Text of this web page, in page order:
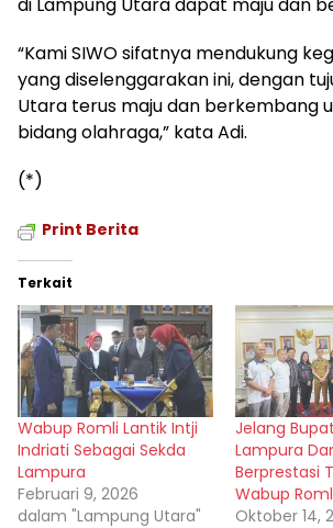
di Lampung Utara dapat maju dan
“Kami SIWO sifatnya mendukung
yang diselenggarakan ini, dengan
Utara terus maju dan berkembang
bidang olahraga,” kata Adi.
(*)
Print Berita
Terkait
Wabup Romli Lantik Intji
Indriati Sebagai Sekda
Lampura
Februari 9, 2026
dalam "Lampung Utara"
Jelang
Lampura
Berprestasi
Wabup
Oktober 14,